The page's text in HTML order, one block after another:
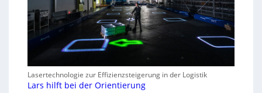
Lasertechnologie zur Effizienzsteigerung in der Logistik
Lars hilft bei der Orientierung